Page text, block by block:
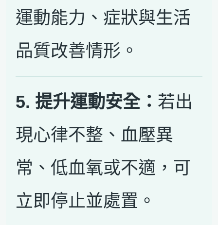
運動能力、症狀與生活
品質改善情形。
5. 提升運動安全： 若出
現心律不整、血壓異
常、低血氧或不適，可
立即停止並處置。